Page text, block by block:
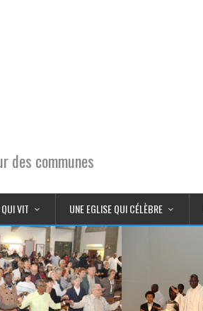
des communes
VIT UNE EGLISE QUI CÉLÈBRE